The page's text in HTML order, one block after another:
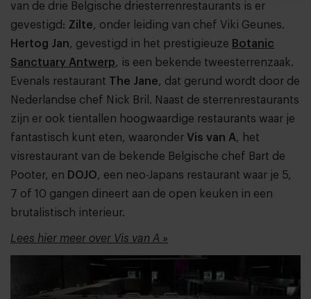
van de drie Belgische driesterrenrestaurants is er
gevestigd: Zilte, onder leiding van chef Viki Geunes.
Hertog Jan, gevestigd in het prestigieuze Botanic
Sanctuary Antwerp, is een bekende tweesterrenzaak.
Evenals restaurant The Jane, dat gerund wordt door de
Nederlandse chef Nick Bril. Naast de sterrenrestaurants
zijn er ook tientallen hoogwaardige restaurants waar je
fantastisch kunt eten, waaronder Vis van A, het
visrestaurant van de bekende Belgische chef Bart de
Pooter, en DOJO, een neo-Japans restaurant waar je 5,
7 of 10 gangen dineert aan de open keuken in een
brutalistisch interieur.
Lees hier meer over Vis van A »